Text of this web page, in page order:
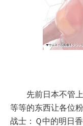
先前日本不管
等等的东西让各位
战士：Ｑ中的明日